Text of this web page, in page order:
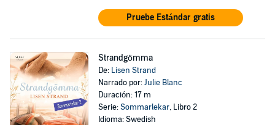
Pruebe Estándar gratis
Strandgömma
De: Lisen Strand
Narrado por:Julie Blanc
Duración: 17 m
Serie:Sommarlekar, Libro 2
Idioma: Swedish